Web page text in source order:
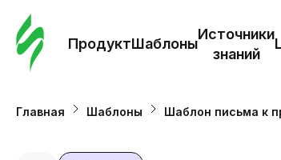
ПродуктШаблоны
Источники
знаний
Главная Шаблоны Шаблон письма к